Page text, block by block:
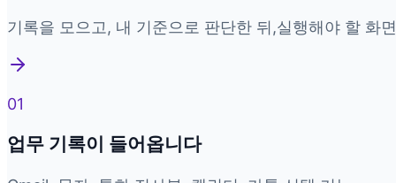
기록을 모으고, 내 기준으로 판단한 뒤,실행해야 할 화
01
업무 기록이 들어옵니다